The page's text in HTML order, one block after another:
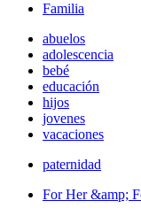
Familia
abuelos
adolescencia
bebé
educación
hijos
jovenes
vacaciones
paternidad
For Her &amp;